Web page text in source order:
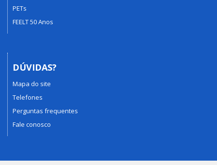
PETs
FEELT 50 Anos
DÚVIDAS?
Mapa do site
Telefones
Perguntas frequentes
Fale conosco